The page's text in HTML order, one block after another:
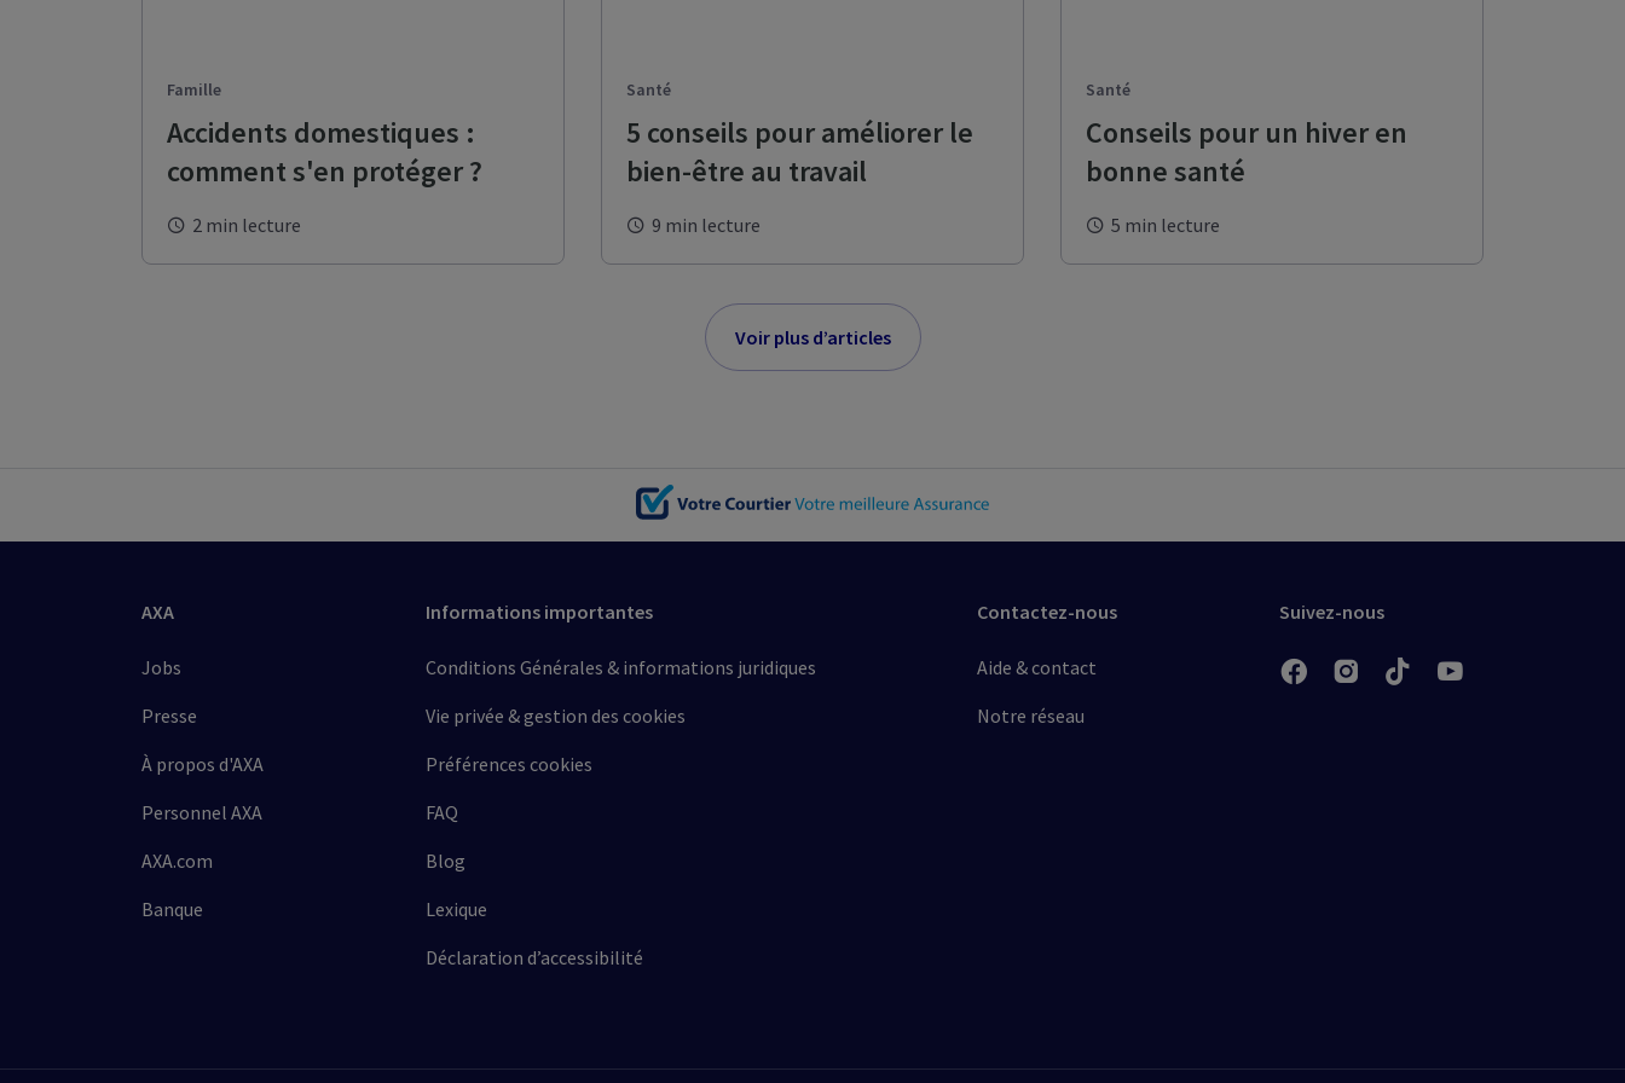
Famille
Accidents domestiques :
comment s'en protéger ?
2 min lecture
Santé
5 conseils pour améliorer le
bien-être au travail
9 min lecture
Santé
Conseils pour un hiver en
bonne santé
5 min lecture
Voir plus d’articles
AXA
Jobs
Presse
À propos d'AXA
Personnel AXA
AXA.com
Banque
Informations importantes
Conditions Générales & informations juridiques
Vie privée & gestion des cookies
Préférences cookies
FAQ
Blog
Lexique
Déclaration d’accessibilité
Contactez-nous
Aide & contact
Notre réseau
Suivez-nous